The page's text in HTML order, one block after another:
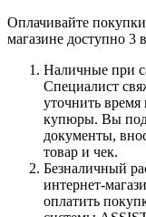
Оплачивайте
магазине доступно 3
Наличные при
Специалист
уточнить время
купюры. Вы
документы,
товар и чек.
Безналичный
интернет-
оплатить